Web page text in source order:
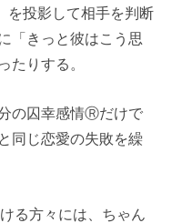
を投影して相手を判断
「きっと彼はこう思
たりする。
の囚幸感情Ⓡだけで
同じ恋愛の失敗を繰
る方々には、ちゃん